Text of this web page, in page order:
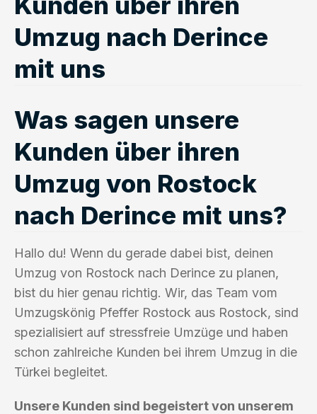
Umzug nach Derince
mit uns
Was sagen unsere
Kunden über ihren
Umzug von Rostock
nach Derince mit uns?
Hallo du! Wenn du gerade dabei bist, deinen
Umzug von Rostock nach Derince zu planen,
bist du hier genau richtig. Wir, das Team vom
Umzugskönig Pfeffer Rostock aus Rostock, sind
spezialisiert auf stressfreie Umzüge und haben
schon zahlreiche Kunden bei ihrem Umzug in die
Türkei begleitet.
Unsere Kunden sind begeistert von unserem